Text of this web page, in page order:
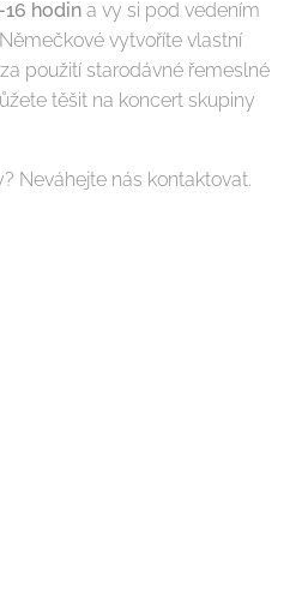
16 hodin a vy si pod vedením
vytvoříte vlastní
použití starodávné řemeslné
těšit na koncert skupiny
Neváhejte nás kontaktovat.